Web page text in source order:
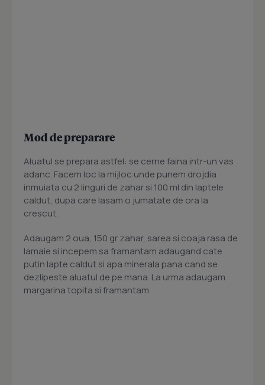
Mod de preparare
Aluatul se prepara astfel: se cerne faina intr-un vas
adanc. Facem loc la mijloc unde punem drojdia
inmuiata cu 2 linguri de zahar si 100 ml din laptele
caldut, dupa care lasam o jumatate de ora la
crescut.
Adaugam 2 oua, 150 gr zahar, sarea si coaja rasa de
lamaie si incepem sa framantam adaugand cate
putin lapte caldut si apa minerala pana cand se
dezlipeste aluatul de pe mana. La urma adaugam
margarina topita si framantam.